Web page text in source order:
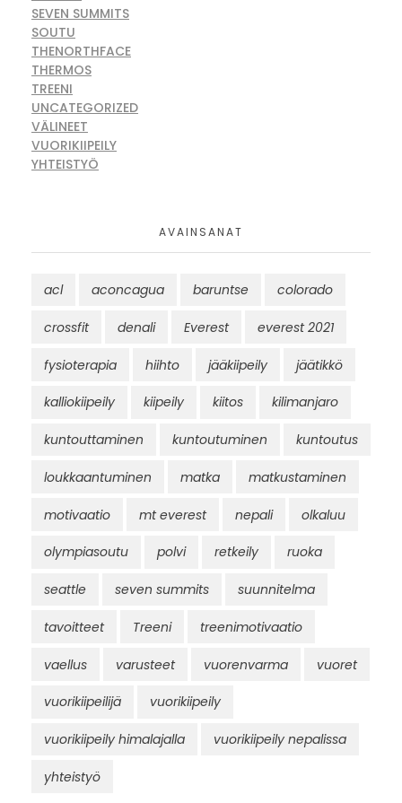
SEVEN SUMMITS
SOUTU
THENORTHFACE
THERMOS
TREENI
UNCATEGORIZED
VÄLINEET
VUORIKIIPEILY
YHTEISTYÖ
AVAINSANAT
acl aconcagua baruntse colorado
crossfit denali Everest everest 2021
fysioterapia hiihto jääkiipeily jäätikkö
kalliokiipeily kiipeily kiitos kilimanjaro
kuntouttaminen kuntoutuminen kuntoutus
loukkaantuminen matka matkustaminen
motivaatio mt everest nepali olkaluu
olympiasoutu polvi retkeily ruoka
seattle seven summits suunnitelma
tavoitteet Treeni treenimotivaatio
vaellus varusteet vuorenvarma vuoret
vuorikiipeilijä vuorikiipeily
vuorikiipeily himalajalla vuorikiipeily nepalissa
yhteistyö